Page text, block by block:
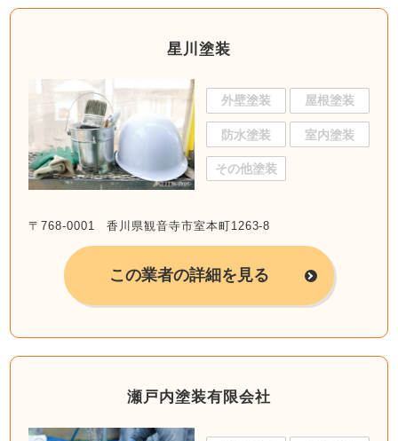
星川塗装
外壁塗装 屋根塗装
防水塗装 室内塗装
その他塗装
〒768-0001 香川県観音寺市室本町1263-8
この業者の詳細を見る
瀬戸内塗装有限会社